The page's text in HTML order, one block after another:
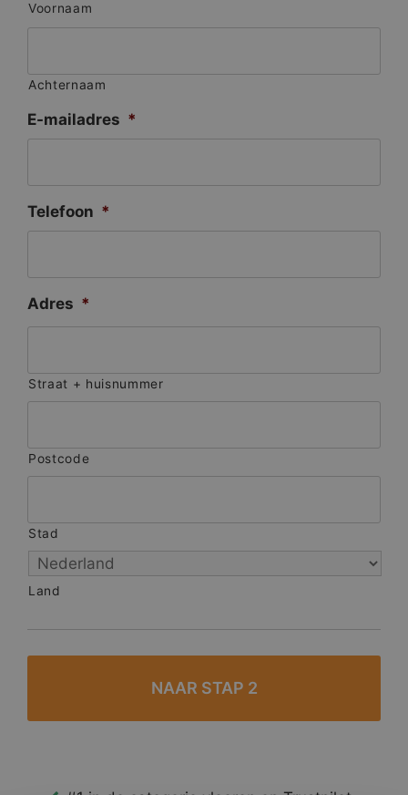
Voornaam
Achternaam
E-mailadres *
Telefoon *
Adres *
Straat + huisnummer
Postcode
Stad
Land